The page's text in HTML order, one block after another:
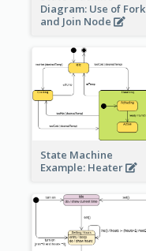
Diagram: Use of Fork
and Join Node
State Machine
Example: Heater